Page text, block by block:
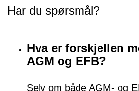
Har du spørsmål?
Hva er forskjellen
AGM og EFB?
Selv om både AGM- og